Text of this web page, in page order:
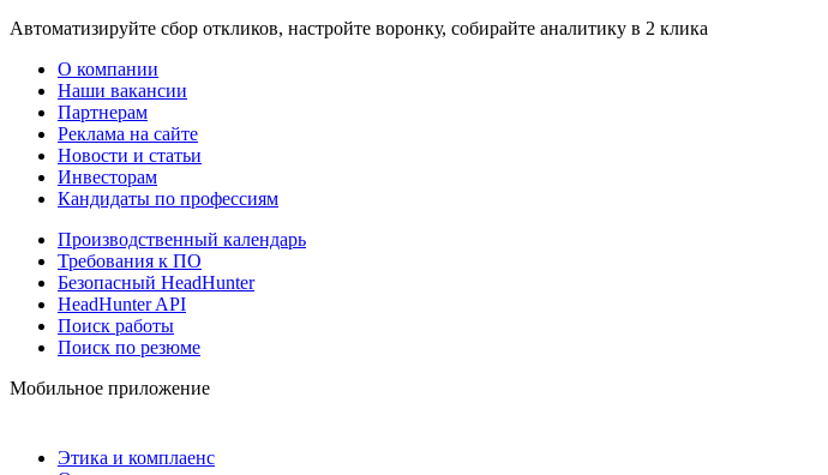
Автоматизируйте сбор откликов, настройте воронку, собирайте аналитику в 2 клика
О компании
Наши вакансии
Партнерам
Реклама на сайте
Новости и статьи
Инвесторам
Кандидаты по профессиям
Производственный календарь
Требования к ПО
Безопасный HeadHunter
HeadHunter API
Поиск работы
Поиск по резюме
Мобильное приложение
Этика и комплаенс